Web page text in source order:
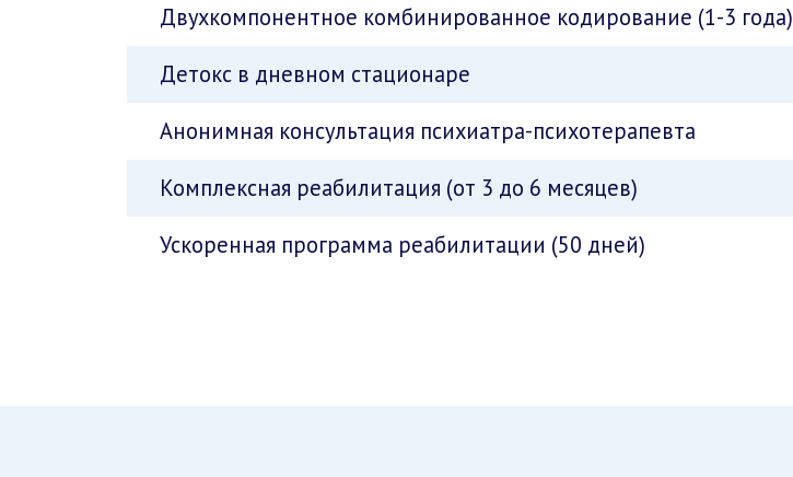
Двухкомпонентное комбинированное кодирование (1-3 года)
Детокс в дневном стационаре
Анонимная консультация психиатра-психотерапевта
Комплексная реабилитация (от 3 до 6 месяцев)
Ускоренная программа реабилитации (50 дней)